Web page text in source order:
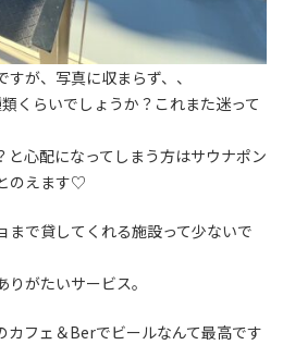
が、写真に収まらず、、
くらいでしょうか？これまた迷って
と心配になってしまう方はサウナポン
のえます♡
まで貸してくれる施設って少ないで
がたいサービス。
カフェ＆Berでビールなんて最高です